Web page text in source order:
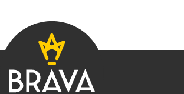
Formula BRAVA
Servizi per i clienti
Servizi per gli agenti